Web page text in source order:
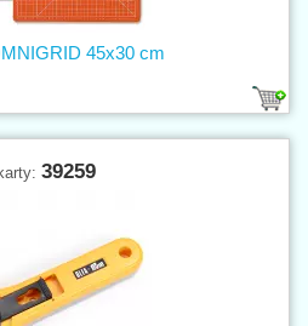
45x30 cm
39259